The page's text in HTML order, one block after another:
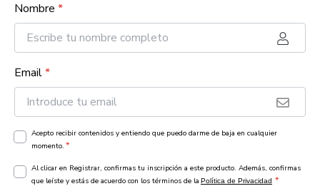
Nombre *
Email*
Acepto recibir contenidos y entiendo que puedo darme de baja en cualquier
momento. *
Al clicar en Registrar, confirmas tu inscripción a este producto. Además, confirmas
que leíste y estás de acuerdo con los términos de la Política de Privacidad *